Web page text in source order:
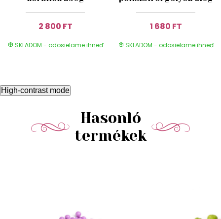
2 800 FT
SKLADOM - odosielame ihneď
1 680 FT
SKLADOM - odosielame ihneď
High-contrast mode
Hasonló
termékek